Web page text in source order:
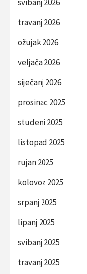
svibanj 2026
travanj 2026
ožujak 2026
veljača 2026
siječanj 2026
prosinac 2025
studeni 2025
listopad 2025
rujan 2025
kolovoz 2025
srpanj 2025
lipanj 2025
svibanj 2025
travanj 2025